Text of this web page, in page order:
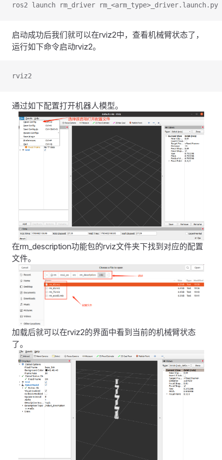
ros2 launch rm_driver rm_<arm_type>_driver.launch.py
启动成功后我们就可以在rviz2中，查看机械臂状态了，
运行如下命令启动rviz2。
rviz2
通过如下配置打开机器人模型。
在rm_description功能包的rviz文件夹下找到对应的配置
文件。
加载后就可以在rviz2的界面中看到当前的机械臂状态
了。